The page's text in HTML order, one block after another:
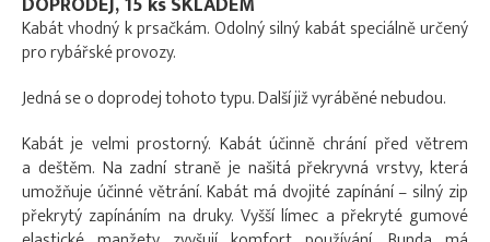
Kabát vhodný k prsačkám. Odolný silný kabát speciálně určený
pro rybářské provozy.
Jedná se o doprodej tohoto typu. Další již vyráběné nebudou.
Kabát je velmi prostorný. Kabát účinně chrání před větrem
a deštěm. Na zadní straně je našitá překryvná vrstvy, která
umožňuje účinné větrání. Kabát má dvojité zapínání – silný zip
překrytý zapínáním na druky. Vyšší límec a překryté gumové